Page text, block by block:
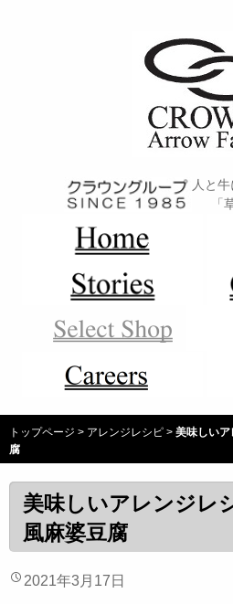
人と
「
トップページ > アレンジレシピ > 美味しい
腐
美味しいアレンジレ
風麻婆豆腐
2021年3月17日